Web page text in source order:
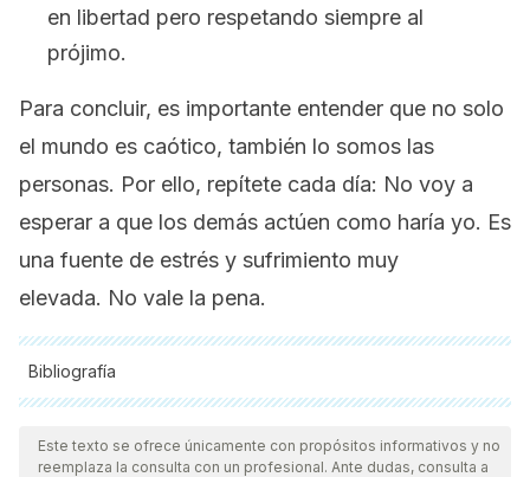
en libertad pero respetando siempre al
prójimo.
Para concluir, es importante entender que no solo
el mundo es caótico, también lo somos las
personas. Por ello, repítete cada día: No voy a
esperar a que los demás actúen como haría yo. Es
una fuente de estrés y sufrimiento muy
elevada. No vale la pena.
Bibliografía
Todas las fuentes citadas fueron revisadas a profundidad por
nuestro equipo, para asegurar su calidad, confiabilidad,
vigencia y validez.La bibliografía de este artículo fue
Este texto se ofrece únicamente con propósitos informativos y no
reemplaza la consulta con un profesional. Ante dudas, consulta a